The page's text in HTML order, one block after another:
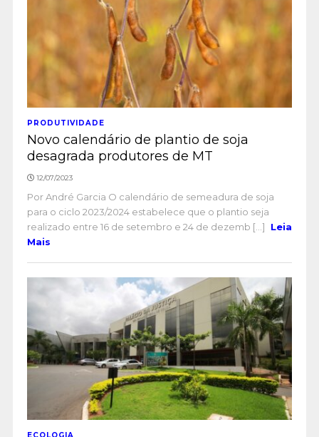
PRODUTIVIDADE
Novo calendário de plantio de soja
desagrada produtores de MT
12/07/2023
Por André Garcia O calendário de semeadura de soja
para o ciclo 2023/2024 estabelece que o plantio seja
realizado entre 16 de setembro e 24 de dezemb [...]
Leia
Mais